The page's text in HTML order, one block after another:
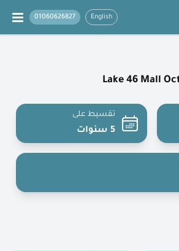
English
01060626827
تقسيط على
5 سنوات